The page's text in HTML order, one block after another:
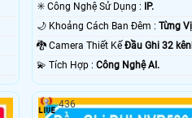
✳️ Công Nghệ Sử Dụng :
IP.
🌙 Khoảng Cách Ban Đêm : Từng
🐉️ Camera Thiết Kế Đầu Ghi 32
️💫 Tích Hợp : Công Nghệ AI.
436